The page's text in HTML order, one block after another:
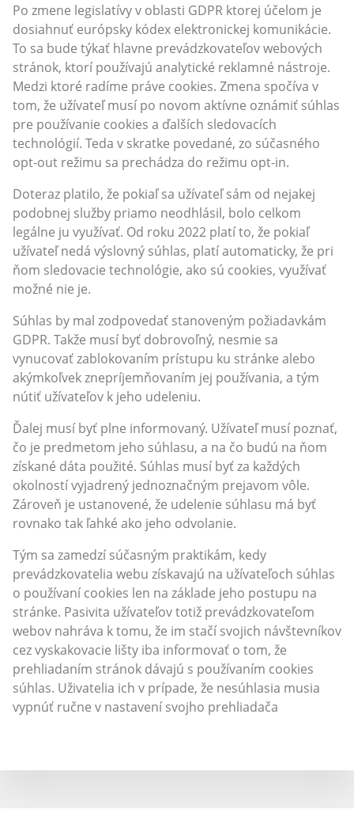
Po zmene legislatívy v oblasti GDPR ktorej účelom je
dosiahnuť európsky kódex elektronickej komunikácie.
To sa bude týkať hlavne prevádzkovateľov webových
stránok, ktorí používajú analytické reklamné nástroje.
Medzi ktoré radíme práve cookies. Zmena spočíva v
tom, že užívateľ musí po novom aktívne oznámiť súhlas
pre používanie cookies a ďalších sledovacích
technológií. Teda v skratke povedané, zo súčasného
opt-out režimu sa prechádza do režimu opt-in.
Doteraz platilo, že pokiaľ sa užívateľ sám od nejakej
podobnej služby priamo neodhlásil, bolo celkom
legálne ju využívať. Od roku 2022 platí to, že pokiaľ
užívateľ nedá výslovný súhlas, platí automaticky, že pri
ňom sledovacie technológie, ako sú cookies, využívať
možné nie je.
Súhlas by mal zodpovedať stanoveným požiadavkám
GDPR. Takže musí byť dobrovoľný, nesmie sa
vynucovať zablokovaním prístupu ku stránke alebo
akýmkoľvek znepríjemňovaním jej používania, a tým
nútiť užívateľov k jeho udeleniu.
Ďalej musí byť plne informovaný. Užívateľ musí poznať,
čo je predmetom jeho súhlasu, a na čo budú na ňom
získané dáta použité. Súhlas musí byť za každých
okolností vyjadrený jednoznačným prejavom vôle.
Zároveň je ustanovené, že udelenie súhlasu má byť
rovnako tak ľahké ako jeho odvolanie.
Tým sa zamedzí súčasným praktikám, kedy
prevádzkovatelia webu získavajú na užívateľoch súhlas
o používaní cookies len na základe jeho postupu na
stránke. Pasivita užívateľov totiž prevádzkovateľom
webov nahráva k tomu, že im stačí svojich návštevníkov
cez vyskakovacie lišty iba informovať o tom, že
prehliadaním stránok dávajú s používaním cookies
súhlas. Uživatelia ich v prípade, že nesúhlasia musia
vypnúť ručne v nastavení svojho prehliadača